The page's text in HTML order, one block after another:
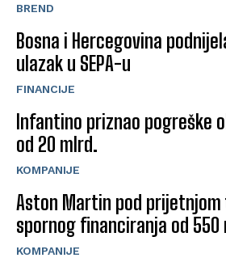
BREND
Bosna i Hercegovina
ulazak u SEPA-u
FINANCIJE
Infantino priznao pogreške
od 20 mlrd.
KOMPANIJE
Aston Martin pod prijetnjom
spornog financiranja od
KOMPANIJE